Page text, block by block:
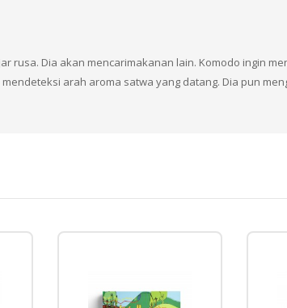
rusa. Dia akan mencarimakanan lain. Komodo ingin
arah aroma satwa yang datang. Dia pun